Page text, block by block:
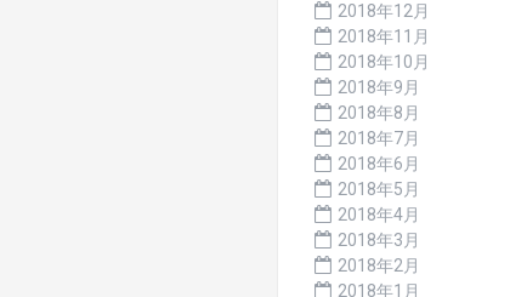
2018年12月
2018年11月
2018年10月
2018年9月
2018年8月
2018年7月
2018年6月
2018年5月
2018年4月
2018年3月
2018年2月
2018年1月